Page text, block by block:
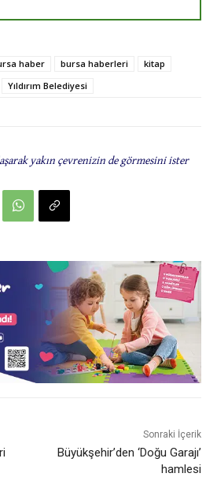
haber bursa haberleri
kitap
Yıldırım Belediyesi
yakın çevrenizin de görmesini ister
Sonraki İçerik
Büyükşehir’den ‘Doğu Garajı’
hamlesi